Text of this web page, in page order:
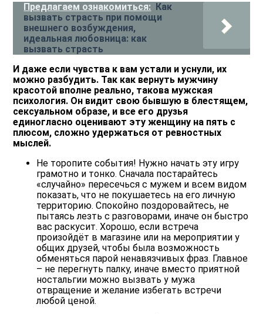
Предлагаем ознакомиться: Как
вызвать страсть при помощи
внешнего возбуждения,
идеальная любовница: как
вызвать страсть
И даже если чувства к вам устали и уснули, их
можно разбудить. Так как вернуть мужчину
красотой вполне реально, такова мужская
психология. Он видит свою бывшую в блестящем,
сексуальном образе, и все его друзья
единогласно оценивают эту женщину на пять с
плюсом, сложно удержаться от ревностных
мыслей.
Не торопите события! Нужно начать эту игру
грамотно и тонко. Сначала постарайтесь
«случайно» пересечься с мужем и всем видом
показать, что не покушаетесь на его личную
территорию. Спокойно поздоровайтесь, не
пытаясь лезть с разговорами, иначе он быстро
вас раскусит. Хорошо, если встреча
произойдёт в магазине или на мероприятии у
общих друзей, чтобы была возможность
обменяться парой ненавязчивых фраз. Главное
– не перегнуть палку, иначе вместо приятной
ностальгии можно вызвать у мужа
отвращение и желание избегать встречи
любой ценой.